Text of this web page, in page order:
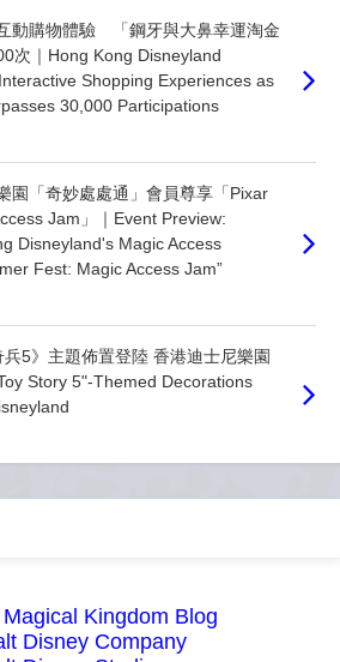
動購物體驗 「鋼牙與大鼻幸運淘金
次｜Hong Kong Disneyland
Shopping Experiences as
30,000 Participations
園「奇妙處處通」會員尊享「Pixar
Jam」｜Event Preview:
Disneyland's Magic Access
Fest: Magic Access Jam”
5》主題佈置登陸 香港迪士尼樂園
Story 5"-Themed Decorations
Kingdom Blog
Disney Company